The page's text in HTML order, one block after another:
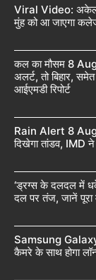
Viral Video:
मुंह को आ जाएगा
कल का मौसम 8
अलर्ट, तो बिहार,
आईएमडी रिपोर्ट
Rain Alert 8
दिखेगा तांडव, IMD
‘ड्रग्स के दलदल में
दल पर तंज, जानें पूरा
Samsung Galaxy
कैमरे के साथ होगा